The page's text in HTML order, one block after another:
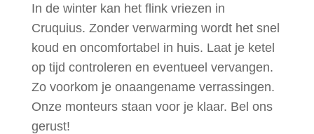
In de winter kan het flink vriezen in
Cruquius. Zonder verwarming wordt het snel
koud en oncomfortabel in huis. Laat je ketel
op tijd controleren en eventueel vervangen.
Zo voorkom je onaangename verrassingen.
Onze monteurs staan voor je klaar. Bel ons
gerust!